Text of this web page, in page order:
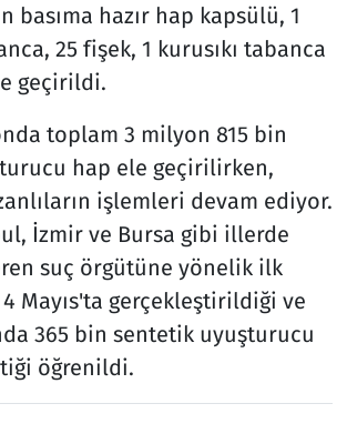
basıma hazır hap kapsülü, 1
25 fişek, 1 kurusıkı tabanca
geçirildi.
toplam 3 milyon 815 bin
hap ele geçirilirken,
işlemleri devam ediyor.
İzmir ve Bursa gibi illerde
suç örgütüne yönelik ilk
Mayıs'ta gerçekleştirildiği ve
365 bin sentetik uyuşturucu
öğrenildi.